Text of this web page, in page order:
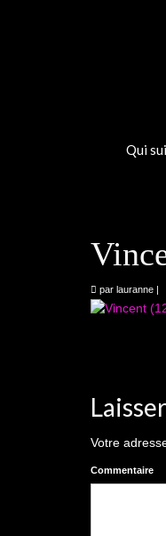
Qui
par lauranne |
Votre
Commentaire